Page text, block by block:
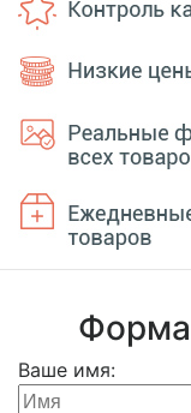
Форма
Ваше имя: